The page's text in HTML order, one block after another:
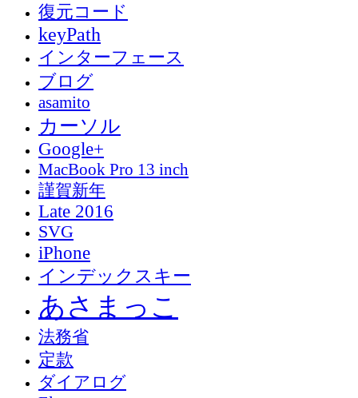
復元コード
keyPath
インターフェース
ブログ
asamito
カーソル
Google+
MacBook Pro 13 inch
謹賀新年
Late 2016
SVG
iPhone
インデックスキー
あさまっこ
法務省
定款
ダイアログ